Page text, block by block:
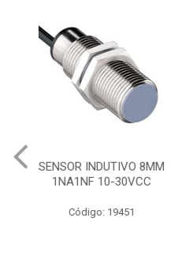
SENSOR INDUTIVO 8MM
1NA1NF 10-30VCC
Código: 19451